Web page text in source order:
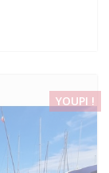
YOUPI !